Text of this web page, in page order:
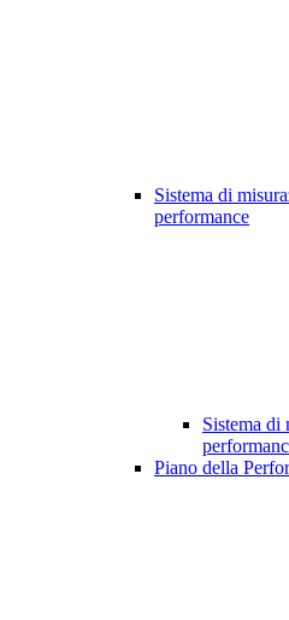
Sistema di
performance
Sistema di
Piano della